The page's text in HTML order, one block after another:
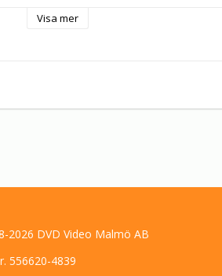
Visa mer
2026 DVD Video Malmö AB
556620-4839